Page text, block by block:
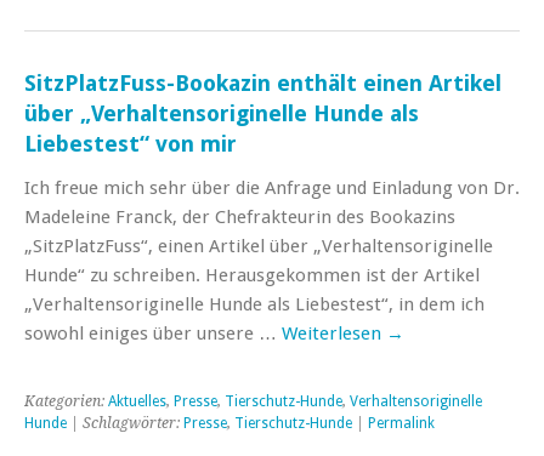
SitzPlatzFuss-Bookazin enthält einen Artikel
über „Verhaltensoriginelle Hunde als
Liebestest“ von mir
Ich freue mich sehr über die Anfrage und Einladung von Dr.
Madeleine Franck, der Chefrakteurin des Bookazins
„SitzPlatzFuss“, einen Artikel über „Verhaltensoriginelle
Hunde“ zu schreiben. Herausgekommen ist der Artikel
„Verhaltensoriginelle Hunde als Liebestest“, in dem ich
sowohl einiges über unsere … Weiterlesen →
Kategorien: Aktuelles, Presse, Tierschutz-Hunde, Verhaltensoriginelle
Hunde | Schlagwörter: Presse, Tierschutz-Hunde Permalink